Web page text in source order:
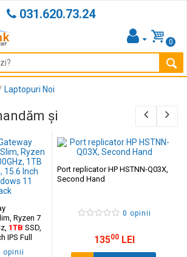
031.620.73.24
0
Laptopuri Noi
și
Ryzen 7
1TB SSD,
IPS Full
Black
opinii
Port replicator HP HSTNN-Q03X,
Second Hand
0 opinii
13500 LEI